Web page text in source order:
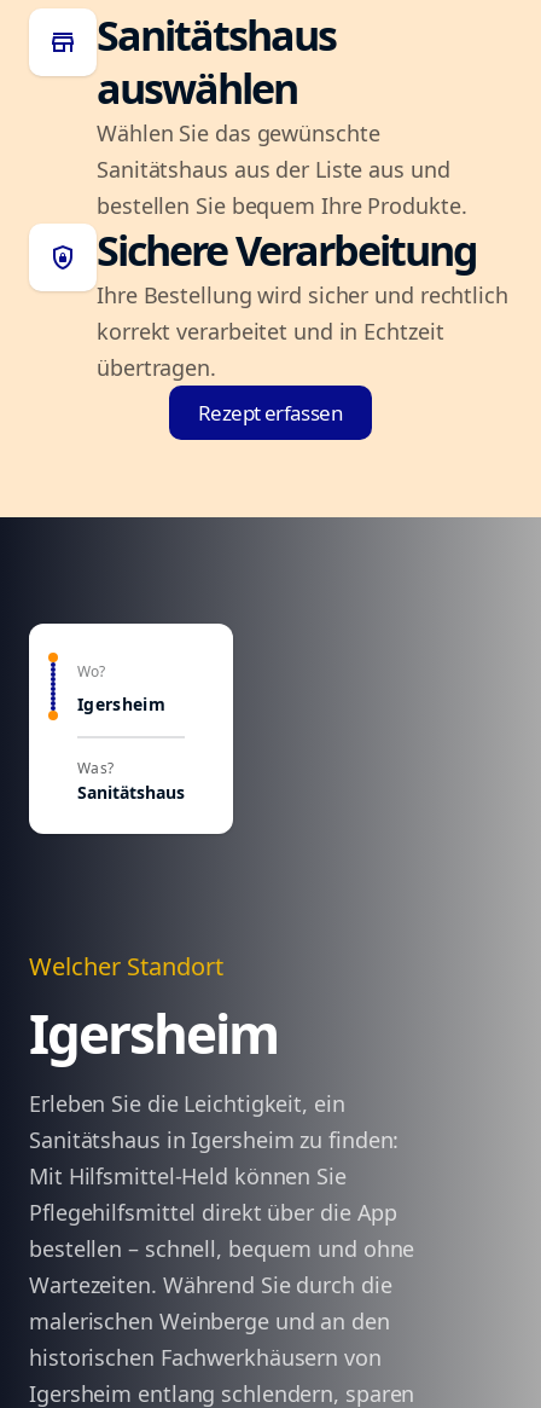
store
Sanitätshaus
auswählen
Wählen Sie das gewünschte
Sanitätshaus aus der Liste aus und
bestellen Sie bequem Ihre Produkte.
shield_lock Sichere Verarbeitung
Ihre Bestellung wird sicher und rechtlich
korrekt verarbeitet und in Echtzeit
übertragen.
Rezept erfassen
Wo?
Igersheim
Was?
Sanitätshaus
Welcher Standort
Igersheim
Erleben Sie die Leichtigkeit, ein
Sanitätshaus in Igersheim zu finden:
Mit Hilfsmittel-Held können Sie
Pflegehilfsmittel direkt über die App
bestellen – schnell, bequem und ohne
Wartezeiten. Während Sie durch die
malerischen Weinberge und an den
historischen Fachwerkhäusern von
Igersheim entlang schlendern, sparen